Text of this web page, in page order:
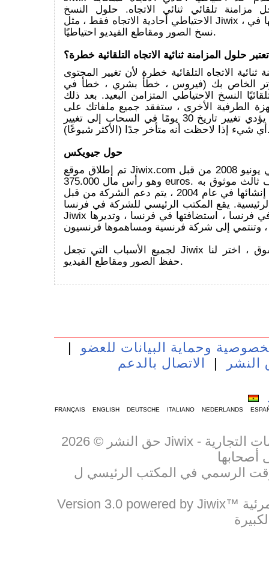
تلقائي ثنائي الاتجاه. حلول النسخ
الاحتياطي أحادية الاتجاه فقط ، مثل Jiwix ، يمكن الاعتماد عليها في
نسخ الصور ومقاطع الفيديو احتياطيًا.
حلول المزامنة ثنائية الاتجاه التلقائية خطرة؟
ثنائية الاتجاه التلقائية خطرة لأن تغيير المحتوى
الخاص بك (فيروس ، خطأ بشري ، خطأ في
النسخ الاحتياطي المتزامن البعيد. بعد ذلك
الطرفية الأخرى ، ستفقد جميع ملفاتك على
جميع أجهزتك. لن يؤدي تغيير تاريخ 30 يومًا في السحاب إلى تغيير
(الأكثر شيوعًا).
حول جيويكس
تم إطلاق موقع Jiwix.com في يونيو 2008 من قبل CityToo SAS ،
وهو رأس مال 375.000 euros. تعتبر الشركة طرف ثالث موثوق به
على الإنترنت. منذ إنشائها في عام 2004 ، يتم دعم الشركة من قبل
يقع المكتب الرئيسي للشركة في فرنسا.
Jiwix هي خدمة صنعت في فرنسا ، استضافتها في فرنسا ، وتديرها
لجميع الأسباب التي تجعل Jiwix حلًا فريدًا في السوق ، اختر لنا
حفظ الصور ومقاطع الفيديو.
وحماية البيانات للعضو |
| الاتصال بالدعم
FRANÇAIS ENGLISH DEUTSCHE ITALIANO NEDERLANDS
حق النشر © 2026 Jiwix - جميع الحقوق محفوظة. العلامات التجارية والعلامات التجارية
Version 3.0 powered by Jiwix™ الموقع المرجعي لمشاركة المستندات الصوتية المرئية